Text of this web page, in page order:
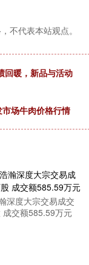
不代表本站观点。
回暖，新品与活动
场牛肉价格行情
深度大宗交易成交
成交额585.59万元